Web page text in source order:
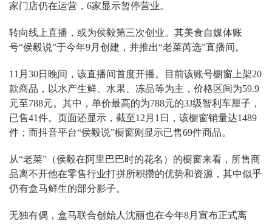
家门店仍在运营，6家显示暂停营业。
转向线上直播，或为侯毅第三次创业。其美食自媒体账
号“侯毅说”于今年9月创建，并推出“老菜芮选”直播间。
11月30日晚间，该直播间首度开播。目前该账号橱窗上架20
款商品，以水产生鲜、水果、冻品等为主，价格区间为59.9
元至788元。其中，单价最高的为788元的3J级智利车厘子，
已售41件。页面还显示，截至12月1日，该橱窗销量达1489
件；而抖音平台“侯毅说”橱窗则显示已售69件商品。
从“老菜”（侯毅在阿里巴巴时的花名）的橱窗来看，所售商
品离不开他在零售行业打拼所积攒的优势和资源，其中似乎
仍有盒马鲜生的部分影子。
无独有偶，盒马联合创始人沈丽也在今年8月宣布正式离